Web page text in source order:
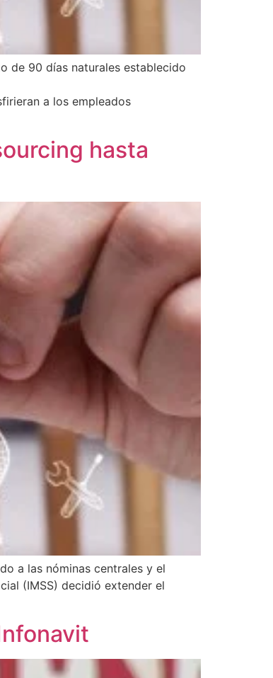
de 90 días naturales establecido
a los empleados
hasta
a las nóminas centrales y el
(IMSS) decidió extender el